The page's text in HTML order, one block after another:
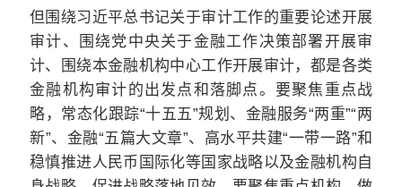
但围绕习近平总书记关于审计工作的重要论述开展
审计、围绕党中央关于金融工作决策部署开展审
计、围绕本金融机构中心工作开展审计，都是各类
金融机构审计的出发点和落脚点。要聚焦重点战
略，常态化跟踪“十五五”规划、金融服务“两重”“两
新”、金融“五篇大文章”、高水平共建“一带一路”和
稳慎推进人民币国际化等国家战略以及金融机构自